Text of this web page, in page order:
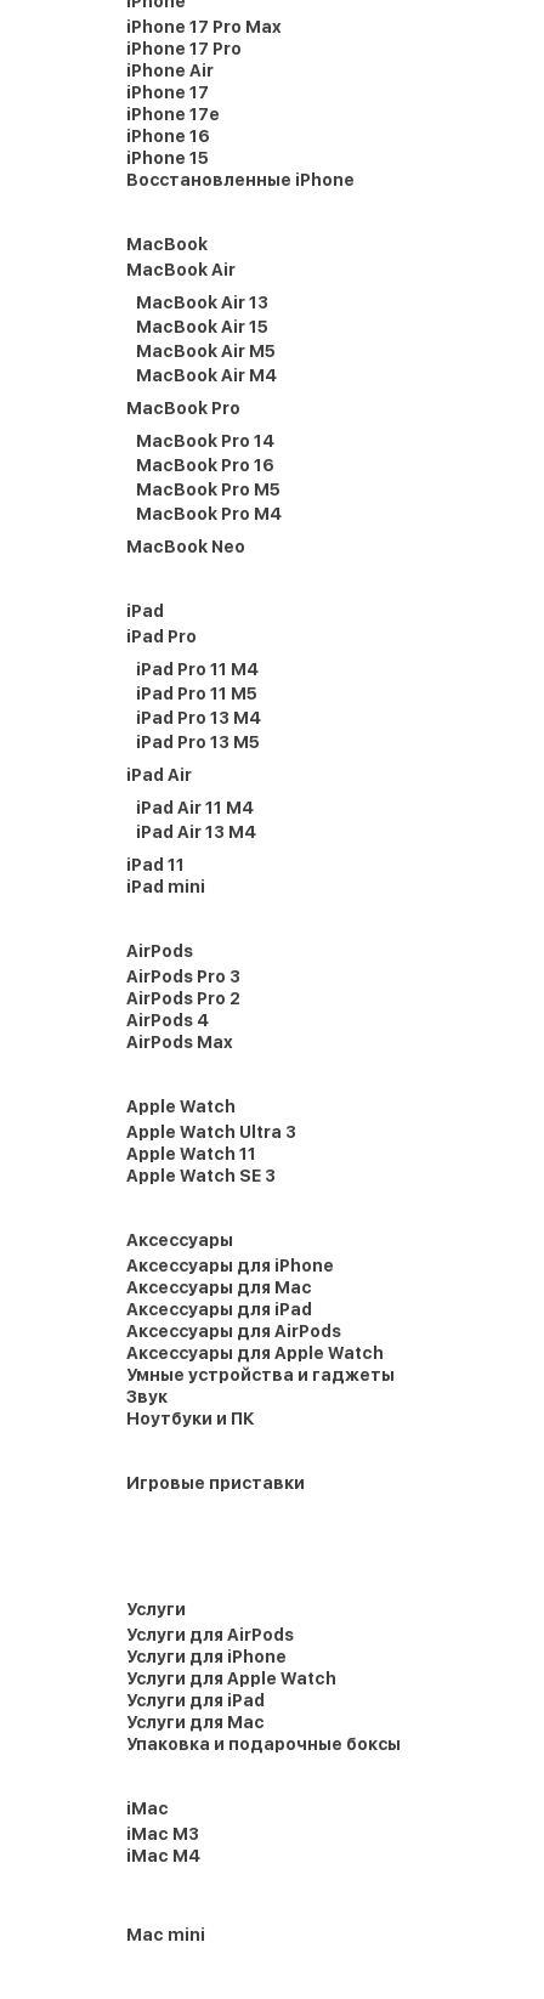
iPhone 17 Pro Max
iPhone 17 Pro
iPhone Air
iPhone 17
iPhone 17e
iPhone 16
iPhone 15
Восстановленные iPhone
MacBook
MacBook Air
MacBook Air 13
MacBook Air 15
MacBook Air M5
MacBook Air M4
MacBook Pro
MacBook Pro 14
MacBook Pro 16
MacBook Pro M5
MacBook Pro M4
MacBook Neo
iPad
iPad Pro
iPad Pro 11 M4
iPad Pro 11 M5
iPad Pro 13 M4
iPad Pro 13 M5
iPad Air
iPad Air 11 M4
iPad Air 13 M4
iPad 11
iPad mini
AirPods
AirPods Pro 3
AirPods Pro 2
AirPods 4
AirPods Max
Apple Watch
Apple Watch Ultra 3
Apple Watch 11
Apple Watch SE 3
Аксессуары
Аксессуары для iPhone
Аксессуары для Mac
Аксессуары для iPad
Аксессуары для AirPods
Аксессуары для Apple Watch
Умные устройства и гаджеты
Звук
Ноутбуки и ПК
Игровые приставки
Услуги
Услуги для AirPods
Услуги для iPhone
Услуги для Apple Watch
Услуги для iPad
Услуги для Mac
Упаковка и подарочные боксы
iMac
iMac M3
iMac M4
Mac mini